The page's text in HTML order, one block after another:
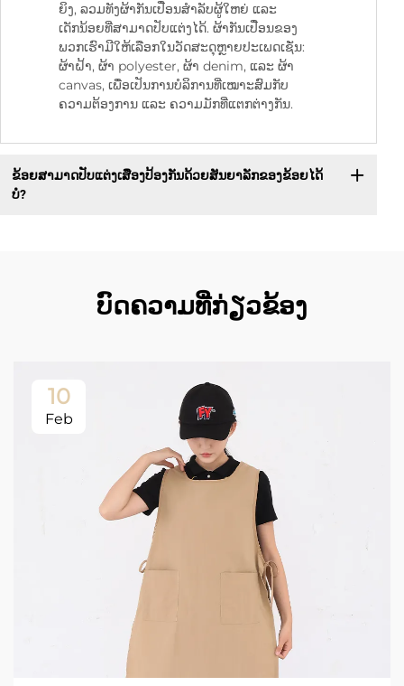
ຍິງ, ລວມທັງຜ້າກັນເປື່ອນສຳລັບຜູ້ໃຫຍ່ ແລະ
ເດັກນ້ອຍທີ່ສາມາດປັບແຕ່ງໄດ້. ຜ້າກັນເປື່ອນຂອງ
ພວກເຮົາມີໃຫ້ເລືອກໃນວັດສະດຸຫຼາຍປະເພດເຊັ່ນ:
ຜ້າຝ້າ, ຜ້າ polyester, ຜ້າ denim, ແລະ ຜ້າ
canvas, ເພື່ອເປັນການບໍລິການທີ່ເໝາະສົມກັບ
ຄວາມຕ້ອງການ ແລະ ຄວາມມັກທີ່ແຕກຕ່າງກັນ.
ຂ້ອຍສາມາດປັບແຕ່ງເສືອງປ້ອງກັນດ້ວຍສັນຍາລັກຂອງຂ້ອຍໄດ້
ບໍ?
ບົດຄວາມທີ່ກ່ຽວຂ້ອງ
10
Feb